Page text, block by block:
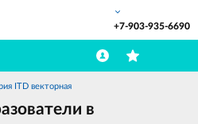
+7-903-935-6690
ITD векторная
в